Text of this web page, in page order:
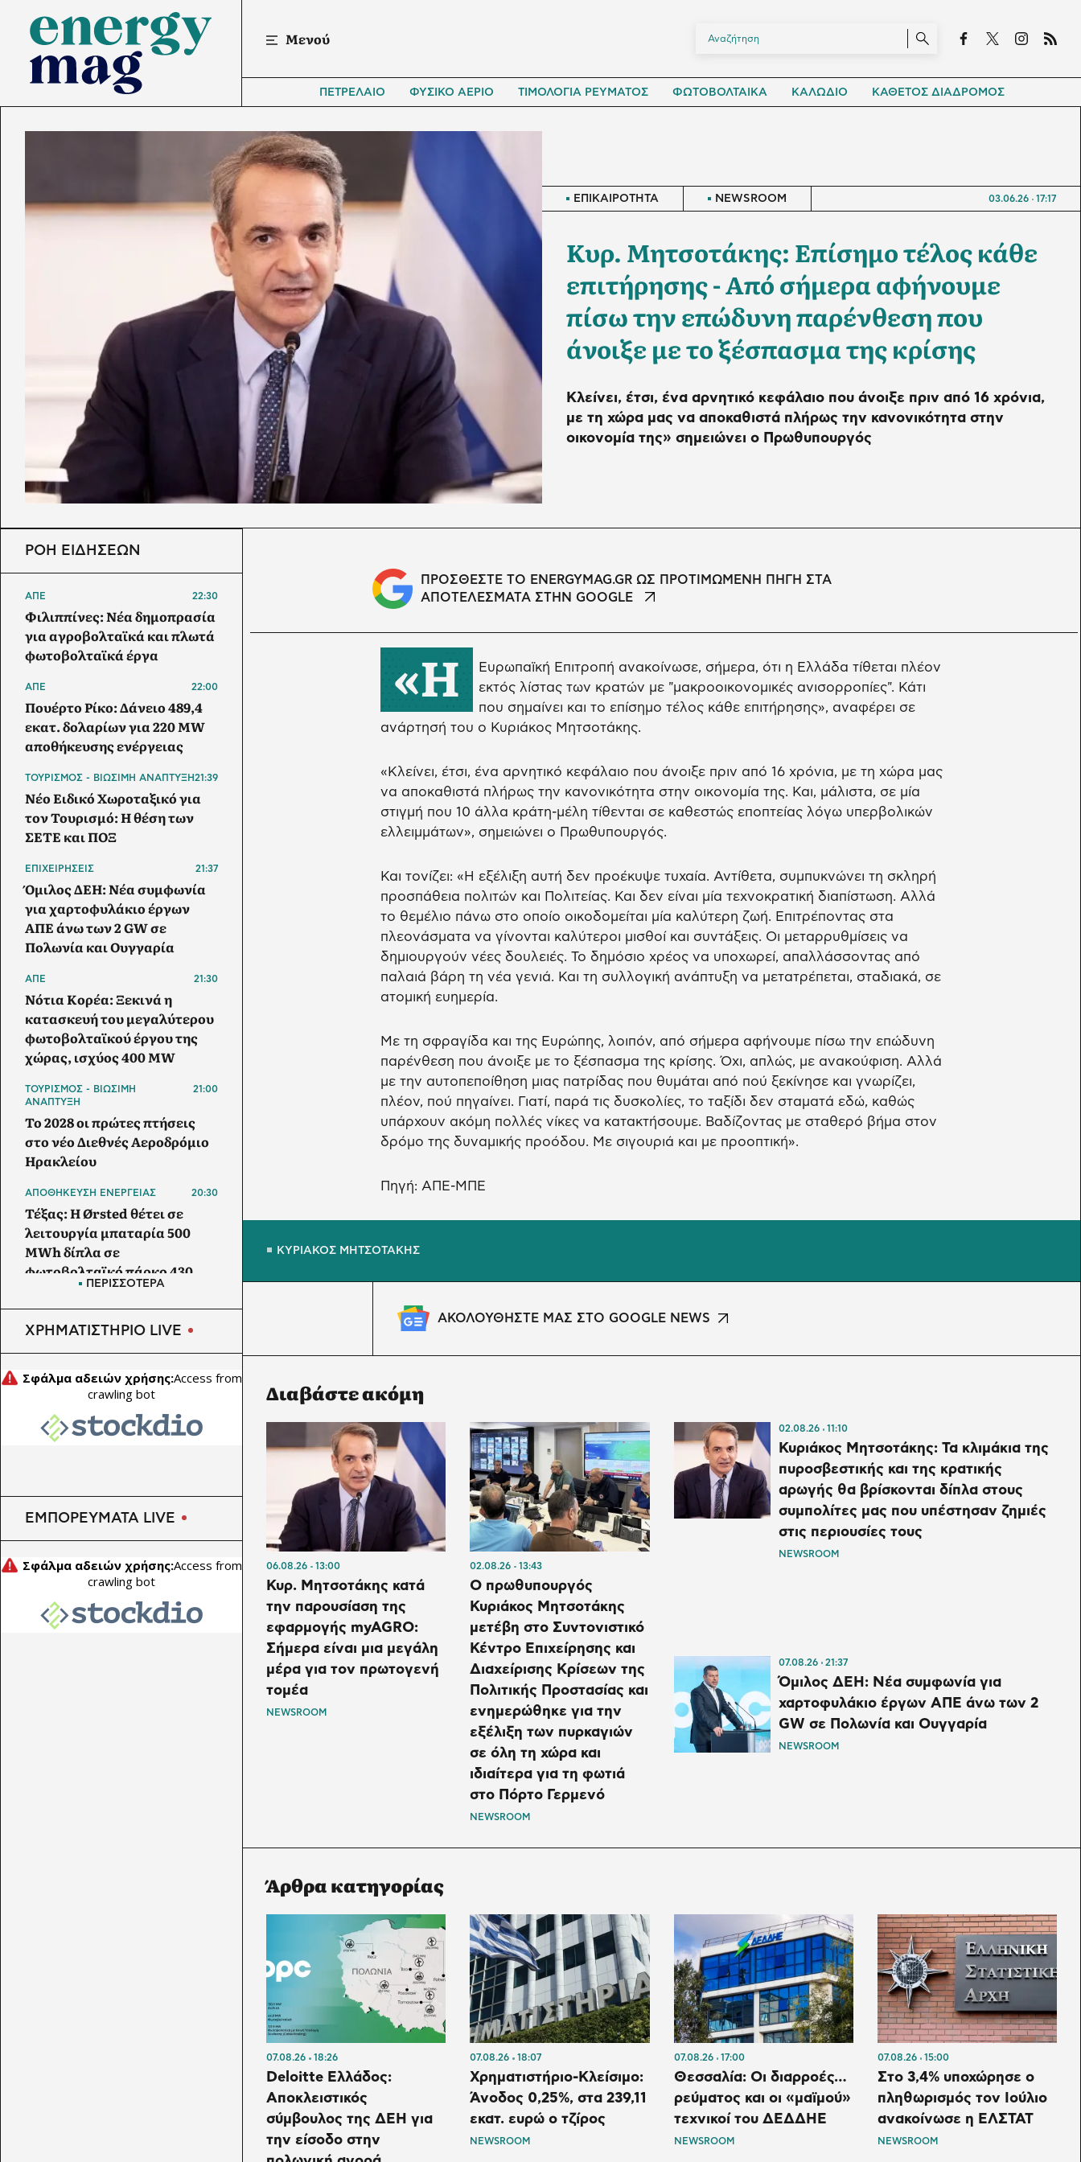
Μενού
ΠΕΤΡΕΛΑΙΟ ΦΥΣΙΚΟ ΑΕΡΙΟ ΤΙΜΟΛΟΓΙΑ ΡΕΥΜΑΤΟΣ ΦΩΤΟΒΟΛΤΑΙΚΑ ΚΑΛΩΔΙΟ ΚΑΘΕΤΟΣ ΔΙΑΔΡΟΜΟΣ
ΕΠΙΚΑΙΡΟΤΗΤΑ NEWSROOM 03.06.26 17:17
Κυρ. Μητσοτάκης: Επίσημο τέλος κάθε
επιτήρησης - Από σήμερα αφήνουμε
πίσω την επώδυνη παρένθεση που
άνοιξε με το ξέσπασμα της κρίσης
Κλείνει, έτσι, ένα αρνητικό κεφάλαιο που άνοιξε πριν από 16 χρόνια,
με τη χώρα μας να αποκαθιστά πλήρως την κανονικότητα στην
οικονομία της» σημειώνει ο Πρωθυπουργός
ΠΡΟΣΘΕΣΤΕ ΤΟ ENERGYMAG.GR ΩΣ ΠΡΟΤΙΜΩΜΕΝΗ ΠΗΓΗ ΣΤΑ
ΑΠΟΤΕΛΕΣΜΑΤΑ ΣΤΗΝ GOOGLE
«Η
Ευρωπαϊκή Επιτροπή ανακοίνωσε, σήμερα, ότι η Ελλάδα τίθεται πλέον
εκτός λίστας των κρατών με "μακροοικονομικές ανισορροπίες". Κάτι
που σημαίνει και το επίσημο τέλος κάθε επιτήρησης», αναφέρει σε
ανάρτησή του ο Κυριάκος Μητσοτάκης.
«Κλείνει, έτσι, ένα αρνητικό κεφάλαιο που άνοιξε πριν από 16 χρόνια, με τη χώρα μας
να αποκαθιστά πλήρως την κανονικότητα στην οικονομία της. Και, μάλιστα, σε μία
στιγμή που 10 άλλα κράτη-μέλη τίθενται σε καθεστώς εποπτείας λόγω υπερβολικών
ελλειμμάτων», σημειώνει ο Πρωθυπουργός.
Και τονίζει: «Η εξέλιξη αυτή δεν προέκυψε τυχαία. Αντίθετα, συμπυκνώνει τη σκληρή
προσπάθεια πολιτών και Πολιτείας. Και δεν είναι μία τεχνοκρατική διαπίστωση. Αλλά
το θεμέλιο πάνω στο οποίο οικοδομείται μία καλύτερη ζωή. Επιτρέποντας στα
πλεονάσματα να γίνονται καλύτεροι μισθοί και συντάξεις. Οι μεταρρυθμίσεις να
δημιουργούν νέες δουλειές. Το δημόσιο χρέος να υποχωρεί, απαλλάσσοντας από
παλαιά βάρη τη νέα γενιά. Και τη συλλογική ανάπτυξη να μετατρέπεται, σταδιακά, σε
ατομική ευημερία.
Με τη σφραγίδα και της Ευρώπης, λοιπόν, από σήμερα αφήνουμε πίσω την επώδυνη
παρένθεση που άνοιξε με το ξέσπασμα της κρίσης. Όχι, απλώς, με ανακούφιση. Αλλά
με την αυτοπεποίθηση μιας πατρίδας που θυμάται από πού ξεκίνησε και γνωρίζει,
πλέον, πού πηγαίνει. Γιατί, παρά τις δυσκολίες, το ταξίδι δεν σταματά εδώ, καθώς
υπάρχουν ακόμη πολλές νίκες να κατακτήσουμε. Βαδίζοντας με σταθερό βήμα στον
δρόμο της δυναμικής προόδου. Με σιγουριά και με προοπτική».
Πηγή: ΑΠΕ-ΜΠΕ
ΚΥΡΙΑΚΟΣ ΜΗΤΣΟΤΑΚΗΣ
ΑΚΟΛΟΥΘΗΣΤΕ ΜΑΣ ΣΤΟ GOOGLE NEWS
Διαβάστε ακόμη
06.08.26 13:00
Κυρ. Μητσοτάκης κατά
την παρουσίαση της
εφαρμογής myAGRO:
Σήμερα είναι μια μεγάλη
μέρα για τον πρωτογενή
τομέα
NEWSROOM
02.08.26 13:43
Ο πρωθυπουργός
Κυριάκος Μητσοτάκης
μετέβη στο Συντονιστικό
Κέντρο Επιχείρησης και
Διαχείρισης Κρίσεων της
Πολιτικής Προστασίας και
ενημερώθηκε για την
εξέλιξη των πυρκαγιών
σε όλη τη χώρα και
ιδιαίτερα για τη φωτιά
στο Πόρτο Γερμενό
NEWSROOM
02.08.26 11:10
Κυριάκος Μητσοτάκης: Τα κλιμάκια της
πυροσβεστικής και της κρατικής
αρωγής θα βρίσκονται δίπλα στους
συμπολίτες μας που υπέστησαν ζημιές
στις περιουσίες τους
NEWSROOM
07.08.26 21:37
Όμιλος ΔΕΗ: Νέα συμφωνία για
χαρτοφυλάκιο έργων ΑΠΕ άνω των 2
GW σε Πολωνία και Ουγγαρία
NEWSROOM
Άρθρα κατηγορίας
07.08.26 18:26
Deloitte Ελλάδος:
Αποκλειστικός
σύμβουλος της ΔΕΗ για
την είσοδο στην
07.08.26 18:07
Χρηματιστήριο-Κλείσιμο:
Άνοδος 0,25%, στα 239,11
εκατ. ευρώ ο τζίρος
NEWSROOM
07.08.26 17:00
Θεσσαλία: Οι διαρροές…
ρεύματος και οι «μαϊμού»
τεχνικοί του ΔΕΔΔΗΕ
NEWSROOM
07.08.26 15:00
Στο 3,4% υποχώρησε ο
πληθωρισμός τον Ιούλιο
ανακοίνωσε η ΕΛΣΤΑΤ
NEWSROOM
ΡΟΗ ΕΙΔΗΣΕΩΝ
ΑΠΕ 22:30
Φιλιππίνες: Νέα δημοπρασία
για αγροβολταϊκά και πλωτά
φωτοβολταϊκά έργα
ΑΠΕ 22:00
Πουέρτο Ρίκο: Δάνειο 489,4
εκατ. δολαρίων για 220 MW
αποθήκευσης ενέργειας
ΤΟΥΡΙΣΜΟΣ - ΒΙΩΣΙΜΗ ΑΝΑΠΤΥΞΗ21:39
Νέο Ειδικό Χωροταξικό για
τον Τουρισμό: Η θέση των
ΣΕΤΕ και ΠΟΞ
ΕΠΙΧΕΙΡΗΣΕΙΣ 21:37
Όμιλος ΔΕΗ: Νέα συμφωνία
για χαρτοφυλάκιο έργων
ΑΠΕ άνω των 2 GW σε
Πολωνία και Ουγγαρία
ΑΠΕ 21:30
Νότια Κορέα: Ξεκινά η
κατασκευή του μεγαλύτερου
φωτοβολταϊκού έργου της
χώρας, ισχύος 400 MW
ΤΟΥΡΙΣΜΟΣ - ΒΙΩΣΙΜΗ
ΑΝΑΠΤΥΞΗ
21:00
Το 2028 οι πρώτες πτήσεις
στο νέο Διεθνές Αεροδρόμιο
Ηρακλείου
ΑΠΟΘΗΚΕΥΣΗ ΕΝΕΡΓΕΙΑΣ 20:30
Τέξας: Η Ørsted θέτει σε
λειτουργία μπαταρία 500
MWh δίπλα σε
φωτοβολταϊκό πάρκο 430
επιζωοτίες - 12,5 εκατ. ευρώ
επί πλέον στις 13
Περιφέρειες για μέτρα
βιοασφάλειας
ΠΕΡΙΣΣΟΤΕΡΑ
ΧΡΗΜΑΤΙΣΤΗΡΙΟ LIVE
ΕΜΠΟΡΕΥΜΑΤΑ LIVE